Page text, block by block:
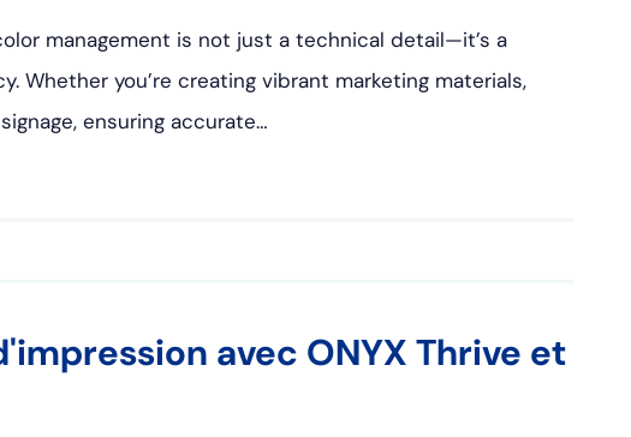
management is not just a technical detail—it’s a
Whether you’re creating vibrant marketing materials,
ensuring accurate…
avec ONYX Thrive et